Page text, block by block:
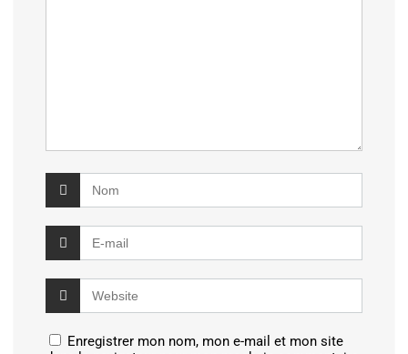
Enregistrer mon nom, mon e-mail et mon site